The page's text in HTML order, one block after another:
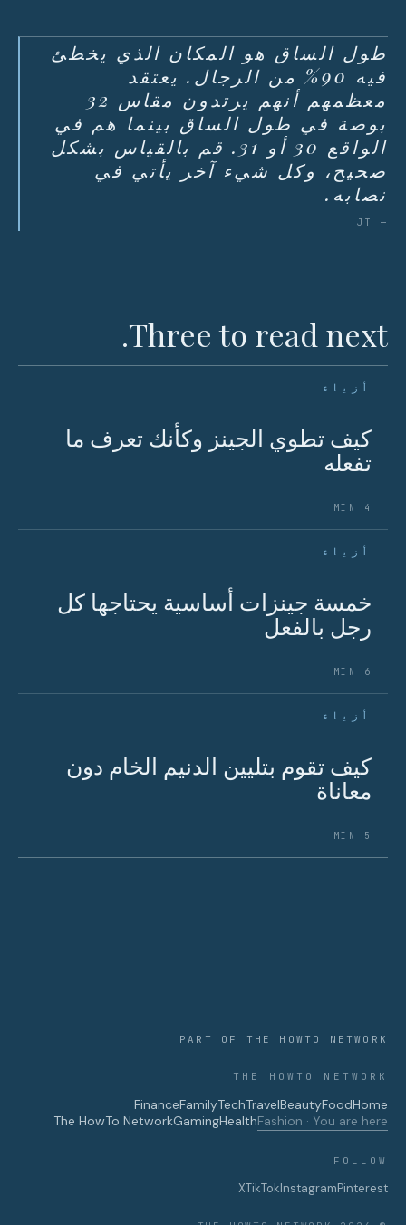
طول الساق هو المكان الذي يخطئ
فيه 90% من الرجال. يعتقد
معظمهم أنهم يرتدون مقاس 32
بوصة في طول الساق بينما هم في
الواقع 30 أو 31. قم بالقياس بشكل
صحيح، وكل شيء آخر يأتي في
نصابه.
— JT
Three to read next.
أزياء
كيف تطوي الجينز وكأنك تعرف ما
تفعله
4 MIN
أزياء
خمسة جينزات أساسية يحتاجها كل
رجل بالفعل
6 MIN
أزياء
كيف تقوم بتليين الدنيم الخام دون
معاناة
5 MIN
PART OF THE HOWTO NETWORK
THE HOWTO NETWORK
Home
Food
Beauty
Travel
Tech
Family
Finance
Fashion · You are here
Health
Gaming
The HowTo Network
FOLLOW
Pinterest
Instagram
TikTok
X